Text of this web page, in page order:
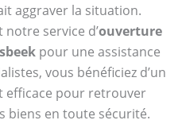
aggraver la situation.
service d’ouverture
pour une assistance
vous bénéficiez d’un
efficace pour retrouver
biens en toute sécurité.